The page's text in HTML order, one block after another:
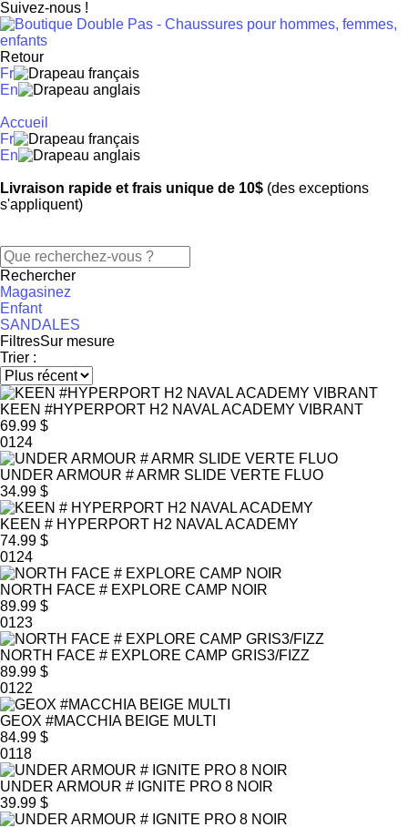
Suivez-nous !
Retour
Fr
En
Accueil
Fr
En
Livraison rapide et frais unique de 10$ (des exceptions
s'appliquent)
Rechercher
Magasinez
Enfant
SANDALES
FiltresSur mesure
Trier :
KEEN #HYPERPORT H2 NAVAL ACADEMY VIBRANT
69.99 $
0124
UNDER ARMOUR # ARMR SLIDE VERTE FLUO
34.99 $
KEEN # HYPERPORT H2 NAVAL ACADEMY
74.99 $
0124
NORTH FACE # EXPLORE CAMP NOIR
89.99 $
0123
NORTH FACE # EXPLORE CAMP GRIS3/FIZZ
89.99 $
0122
GEOX #MACCHIA BEIGE MULTI
84.99 $
0118
UNDER ARMOUR # IGNITE PRO 8 NOIR
39.99 $